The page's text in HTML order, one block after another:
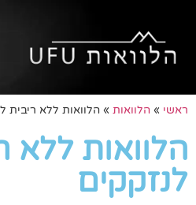
ראשי » הלוואות » הלוואות ללא ריבית
הלוואות ללא
לנזקקים